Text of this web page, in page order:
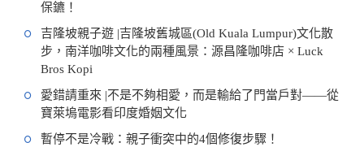
保鑣！
吉隆坡親子遊 |吉隆坡舊城區(Old Kuala Lumpur)文化散
步，南洋咖啡文化的兩種風景：源昌隆咖啡店 × Luck
Bros Kopi
愛錯請重來 |不是不夠相愛，而是輸給了門當戶對——從
寶萊塢電影看印度婚姻文化
暫停不是冷戰：親子衝突中的4個修復步驟！